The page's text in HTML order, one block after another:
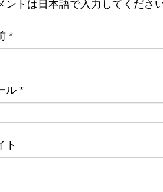
ントは日本語で入力してくださ
*
ル *
ト